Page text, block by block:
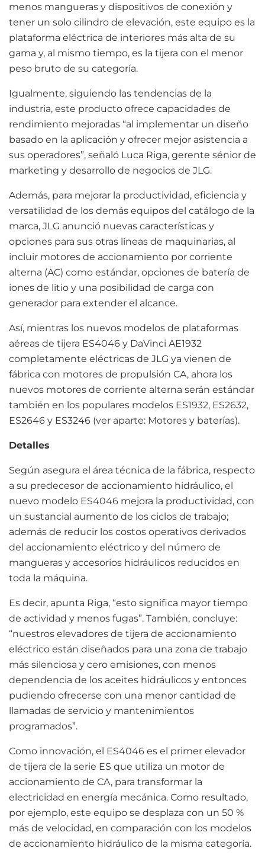
menos mangueras y dispositivos de conexión y
tener un solo cilindro de elevación, este equipo es la
plataforma eléctrica de interiores más alta de su
gama y, al mismo tiempo, es la tijera con el menor
peso bruto de su categoría.
Igualmente, siguiendo las tendencias de la
industria, este producto ofrece capacidades de
rendimiento mejoradas “al implementar un diseño
basado en la aplicación y ofrecer mejor asistencia a
sus operadores”, señaló Luca Riga, gerente sénior de
marketing y desarrollo de negocios de JLG.
Además, para mejorar la productividad, eficiencia y
versatilidad de los demás equipos del catálogo de la
marca, JLG anunció nuevas características y
opciones para sus otras líneas de maquinarias, al
incluir motores de accionamiento por corriente
alterna (AC) como estándar, opciones de batería de
iones de litio y una posibilidad de carga con
generador para extender el alcance.
Así, mientras los nuevos modelos de plataformas
aéreas de tijera ES4046 y DaVinci AE1932
completamente eléctricas de JLG ya vienen de
fábrica con motores de propulsión CA, ahora los
nuevos motores de corriente alterna serán estándar
también en los populares modelos ES1932, ES2632,
ES2646 y ES3246 (ver aparte: Motores y baterías).
Detalles
Según asegura el área técnica de la fábrica, respecto
a su predecesor de accionamiento hidráulico, el
nuevo modelo ES4046 mejora la productividad, con
un sustancial aumento de los ciclos de trabajo;
además de reducir los costos operativos derivados
del accionamiento eléctrico y del número de
mangueras y accesorios hidráulicos reducidos en
toda la máquina.
Es decir, apunta Riga, “esto significa mayor tiempo
de actividad y menos fugas”. También, concluye:
“nuestros elevadores de tijera de accionamiento
eléctrico están diseñados para una zona de trabajo
más silenciosa y cero emisiones, con menos
dependencia de los aceites hidráulicos y entonces
pudiendo ofrecerse con una menor cantidad de
llamadas de servicio y mantenimientos
programados”.
Como innovación, el ES4046 es el primer elevador
de tijera de la serie ES que utiliza un motor de
accionamiento de CA, para transformar la
electricidad en energía mecánica. Como resultado,
por ejemplo, este equipo se desplaza con un 50 %
más de velocidad, en comparación con los modelos
de accionamiento hidráulico de la misma categoría.